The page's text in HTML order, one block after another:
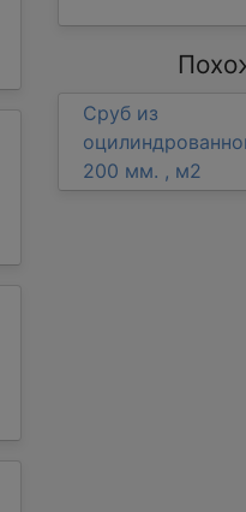
Сруб из
200 мм. , м2